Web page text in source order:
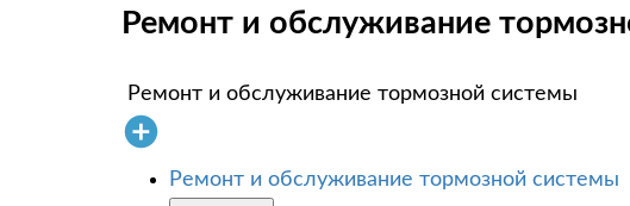
Ремонт и обслуживание
Ремонт и обслуживание тормозной системы
Ремонт и обслуживание тормозной системы